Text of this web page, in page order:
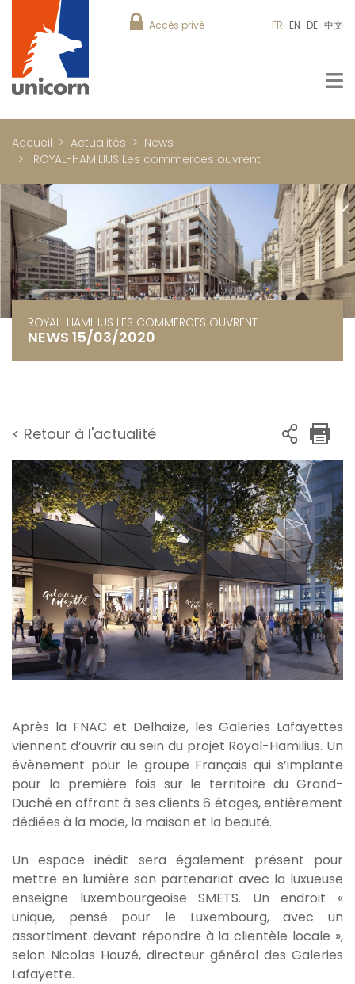
Accès privé FR EN DE 中文
Accueil Actualités
News
ROYAL-HAMILIUS Les commerces ouvrent
ROYAL-HAMILIUS LES COMMERCES OUVRENT
NEWS 15/03/2020
< Retour à l'actualité
Après la FNAC et Delhaize, les Galeries Lafayettes
viennent d’ouvrir au sein du projet Royal-Hamilius. Un
évènement pour le groupe Français qui s’implante
pour la première fois sur le territoire du Grand-
Duché en offrant à ses clients 6 étages, entièrement
dédiées à la mode, la maison et la beauté.
Un espace inédit sera également présent pour
mettre en lumière son partenariat avec la luxueuse
enseigne luxembourgeoise SMETS. Un endroit «
unique, pensé pour le Luxembourg, avec un
assortiment devant répondre à la clientèle locale »,
selon Nicolas Houzé, directeur général des Galeries
Lafayette.